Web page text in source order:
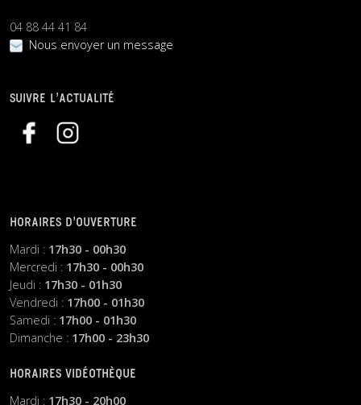
04 88 44 41 84
Nous envoyer un message
SUIVRE L’ACTUALITÉ
HORAIRES D’OUVERTURE
Mardi : 17h30 - 00h30
Mercredi : 17h30 - 00h30
Jeudi : 17h30 - 01h30
Vendredi : 17h00 - 01h30
Samedi : 17h00 - 01h30
Dimanche : 17h00 - 23h30
HORAIRES VIDÉOTHÈQUE
Mardi : 17h30 - 20h00